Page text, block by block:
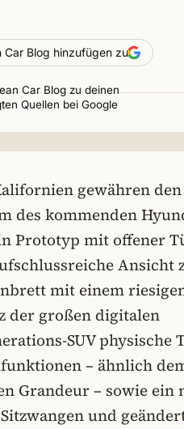
Car Blog hinzufügen zu
Car Blog zu deinen
Quellen bei Google
gewähren
des kommenden
Prototyp mit offener
Ansicht
mit einem
der großen digitalen
SUV physische
– ähnlich
Grandeur – sowie ein
und